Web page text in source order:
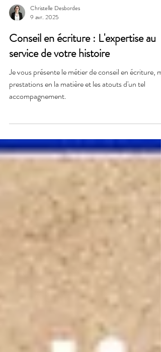
Christelle Desbordes
9 avr. 2025
Conseil en écriture : L'expertise au
service de votre histoire
Je vous présente le métier de conseil en écriture,
accompagnement.